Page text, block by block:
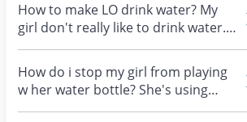
How to make LO drink water? My
girl don't really like to drink water.
Especially from water bottle I...
How do i stop my girl from playing
w her water bottle? She's using
straw water bottle. Whenever she...